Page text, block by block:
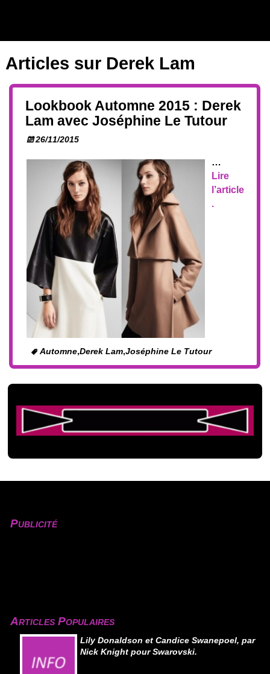
Articles sur Derek Lam
Lookbook Automne 2015 : Derek
Lam avec Joséphine Le Tutour
26/11/2015
…
Lire
l’article
.
Automne,Derek Lam,Joséphine Le Tutour
Publicité
Articles Populaires
Lily Donaldson et Candice Swanepoel, par
Nick Knight pour Swarovski.